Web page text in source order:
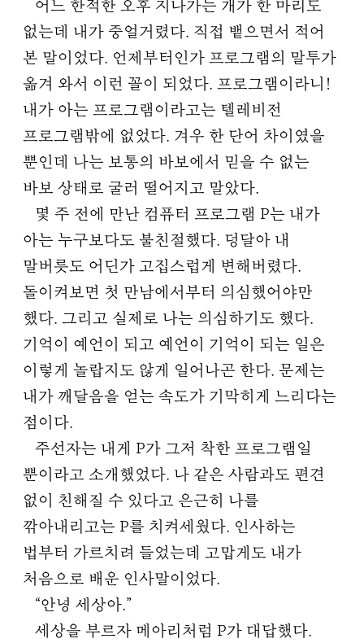
어느 한적한 오후 지나가는 개가 한 마리도
없는데 내가 중얼거렸다. 직접 뱉으면서 적어
본 말이었다. 언제부터인가 프로그램의 말투가
옮겨 와서 이런 꼴이 되었다. 프로그램이라니!
내가 아는 프로그램이라고는 텔레비전
프로그램밖에 없었다. 겨우 한 단어 차이였을
뿐인데 나는 보통의 바보에서 믿을 수 없는
바보 상태로 굴러 떨어지고 말았다.
몇 주 전에 만난 컴퓨터 프로그램 P는 내가
아는 누구보다도 불친절했다. 덩달아 내
말버릇도 어딘가 고집스럽게 변해버렸다.
돌이켜보면 첫 만남에서부터 의심했어야만
했다. 그리고 실제로 나는 의심하기도 했다.
기억이 예언이 되고 예언이 기억이 되는 일은
이렇게 놀랍지도 않게 일어나곤 한다. 문제는
내가 깨달음을 얻는 속도가 기막히게 느리다는
점이다.
주선자는 내게 P가 그저 착한 프로그램일
뿐이라고 소개했었다. 나 같은 사람과도 편견
없이 친해질 수 있다고 은근히 나를
깎아내리고는 P를 치켜세웠다. 인사하는
법부터 가르치려 들었는데 고맙게도 내가
처음으로 배운 인사말이었다.
“안녕 세상아.”
세상을 부르자 메아리처럼 P가 대답했다.